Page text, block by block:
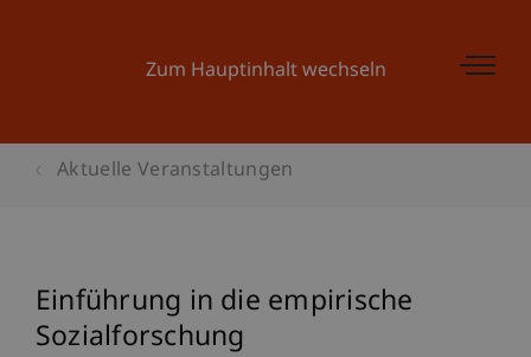
Zum Hauptinhalt wechseln
Aktuelle Veranstaltungen
Einführung in die empirische
Sozialforschung